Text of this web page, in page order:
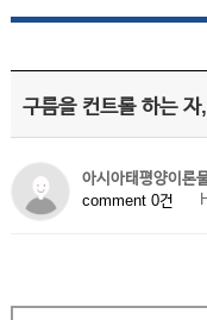
구름을 컨트롤 하는 자
아시아태평양이론
comment 0건